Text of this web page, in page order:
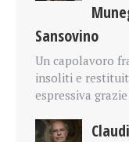
Sansovino
Un capolavoro
insoliti e
espressiva